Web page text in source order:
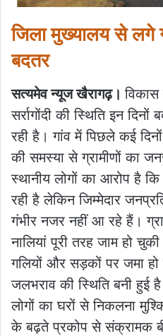
जिला मुख्यालय से लगे
बदतर
सत्यमेव न्यूज खैरागढ़।विकास
सर्रागोंदी की स्थिति इन
रही है। गांव में पिछले कई
की समस्या से ग्रामीणों का
स्थानीय लोगों का आरोप है
रही है लेकिन जिम्मेदार
गंभीर नजर नहीं आ रहे हैं।
नालियां पूरी तरह जाम हो
गलियों और सड़कों पर जमा
जलभराव की स्थिति बनी
लोगों का घरों से निकलना
के बढ़ते प्रकोप से संक्रामक